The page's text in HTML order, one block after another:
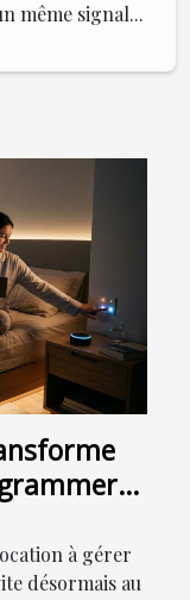
même signal...
à gérer
désormais au